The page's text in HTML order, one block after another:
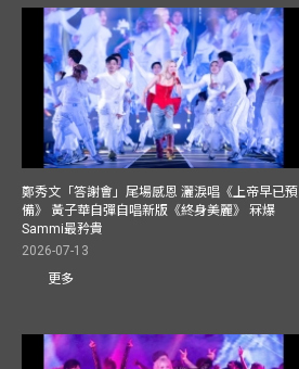
鄭秀文「答謝會」尾場感恩 灑淚唱《上帝早已預
備》 黃子華自彈自唱新版《終身美麗》 冧爆
Sammi最矜貴
2026-07-13
更多